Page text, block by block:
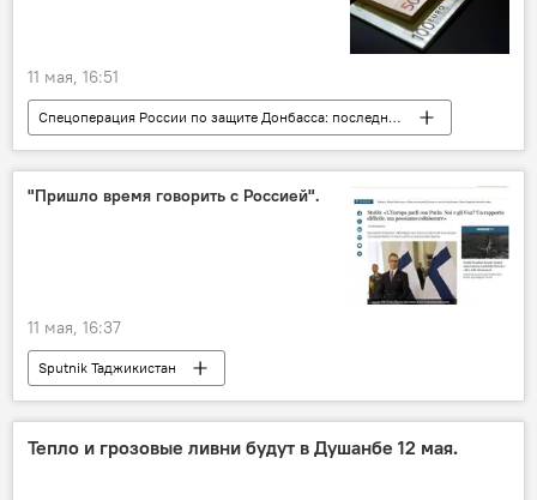
11 мая, 16:51
Спецоперация России по защите Донбасса: последние новости
Европа и ЕС
Украина кредиты
"Пришло время говорить с Россией".
11 мая, 16:37
Sputnik Таджикистан
Тепло и грозовые ливни будут в Душанбе 12 мая.